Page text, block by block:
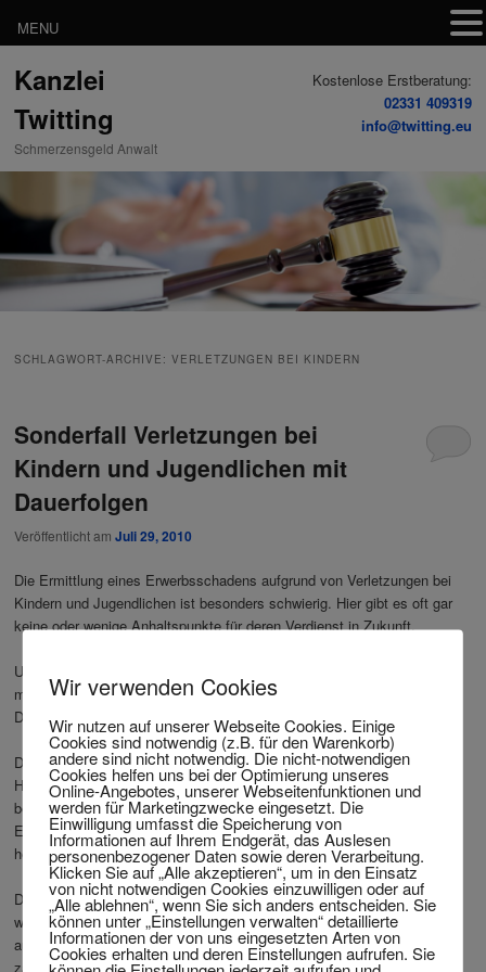
Inhalt
sekundären
wechseln
Kanzlei
Twitting
Schmerzensgeld Anwalt
Kostenlose Erstberatung:
02331 409319
info@twitting.eu
SCHLAGWORT-ARCHIVE:VERLETZUNGEN BEI KINDERN
Sonderfall Verletzungen bei
Kindern und Jugendlichen mit
Dauerfolgen
Veröffentlicht amJuli 29, 2010
Die Ermittlung eines Erwerbsschadens aufgrund von Verletzungen bei
Kindern und Jugendlichen ist besonders schwierig. Hier gibt es oft gar
keine oder wenige Anhaltspunkte für deren Verdienst in Zukunft.
Um einzuschätzen, was ein Kind oder Jugendlicher verdienen kann,
muss sein wahrscheinlicher weiterer Werdegang vorausgesagt werden.
Das ist umso schwieriger, je jünger ein Kind ist.
Die beruflichen Aussichten werden aufgrund von Indizien abgesteckt.
Hier etwa die bisherigen schulischen Leistungen oder ein vielleicht
bereits gefasstes Berufsziel. Auch die Ausbildungs- und
Einkommensverhältnisse der Eltern oder älterer Geschwister werden
herangezogen.
Die Haftpflicht-Versicherung hat dann den Unterschied zwischen den
wahrscheinlichen Einkommen beim normalen Werdegang und dem
aufgrund der Verletzungsfolgen lediglich erreichten Einkommen zu
zahlen.
MENU
Wir verwenden Cookies
Wir nutzen auf unserer Webseite Cookies. Einige
Cookies sind notwendig (z.B. für den Warenkorb)
andere sind nicht notwendig. Die nicht-notwendigen
Cookies helfen uns bei der Optimierung unseres
Online-Angebotes, unserer Webseitenfunktionen und
werden für Marketingzwecke eingesetzt. Die
Einwilligung umfasst die Speicherung von
Informationen auf Ihrem Endgerät, das Auslesen
personenbezogener Daten sowie deren Verarbeitung.
Klicken Sie auf „Alle akzeptieren“, um in den Einsatz
von nicht notwendigen Cookies einzuwilligen oder auf
„Alle ablehnen“, wenn Sie sich anders entscheiden. Sie
können unter „Einstellungen verwalten“ detaillierte
Informationen der von uns eingesetzten Arten von
Cookies erhalten und deren Einstellungen aufrufen. Sie